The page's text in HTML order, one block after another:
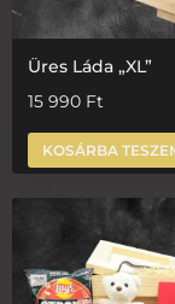
Üres Láda „XL”
15 990 Ft
KOSÁRBA